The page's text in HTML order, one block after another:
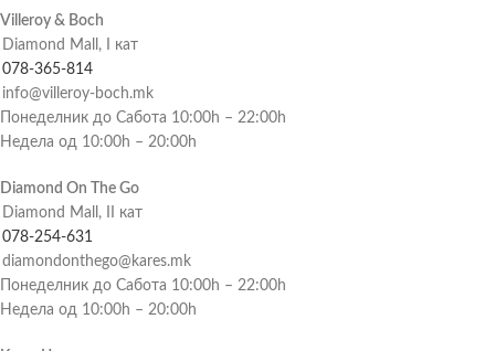
Villeroy & Boch
Diamond Mall, I кат
078-365-814
info@villeroy-boch.mk
Понеделник до Сабота 10:00h – 22:00h
Недела од 10:00h – 20:00h
Diamond On The Go
Diamond Mall, II кат
078-254-631
diamondonthego@kares.mk
Понеделник до Сабота 10:00h – 22:00h
Недела од 10:00h – 20:00h